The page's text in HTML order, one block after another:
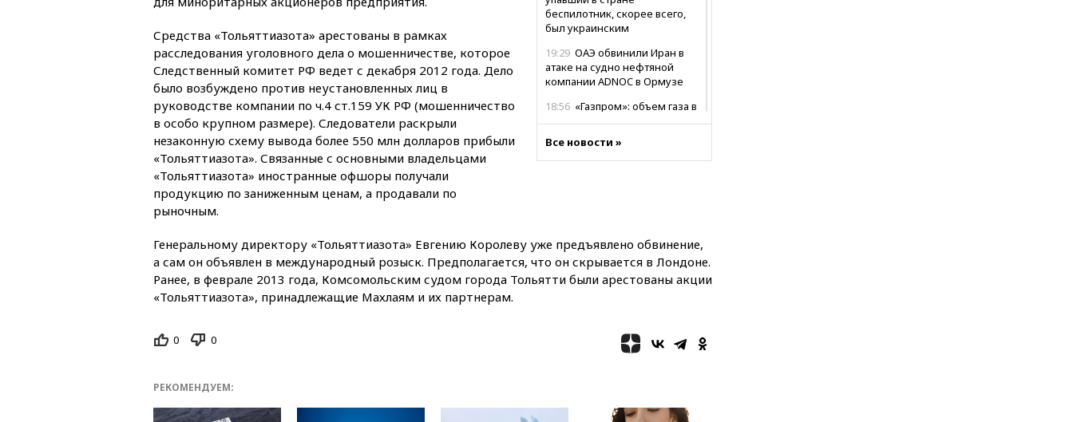
беспилотник, скорее всего,
был украинским
19:29 ОАЭ обвинили Иран в
атаке на судно нефтяной
компании ADNOC в Ормузе
18:56 «Газпром»: объем газа в
антирекорда
председателя Верховного
суда на пост президента
Венгрии
Беспилотник взорвался
Белгородской области погиб
Все новости »
Средства «Тольяттиазота» арестованы в рамках
расследования уголовного дела о мошенничестве, которое
Следственный комитет РФ ведет с декабря 2012 года. Дело
было возбуждено против неустановленных лиц в
руководстве компании по ч.4 ст.159 УК РФ (мошенничество
в особо крупном размере). Следователи раскрыли
незаконную схему вывода более 550 млн долларов прибыли
«Тольяттиазота». Связанные с основными владельцами
«Тольяттиазота» иностранные офшоры получали
продукцию по заниженным ценам, а продавали по
рыночным.
Генеральному директору «Тольяттиазота» Евгению Королеву уже предъявлено обвинение,
а сам он объявлен в международный розыск. Предполагается, что он скрывается в Лондоне.
Ранее, в феврале 2013 года, Комсомольским судом города Тольятти были арестованы акции
«Тольяттиазота», принадлежащие Махлаям и их партнерам.
0 0
РЕКОМЕНДУЕМ: